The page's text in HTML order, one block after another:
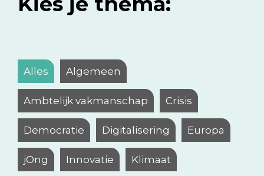
Alles Algemeen
Ambtelijk vakmanschap Crisis
Democratie Digitalisering Europa
jOng Innovatie Klimaat